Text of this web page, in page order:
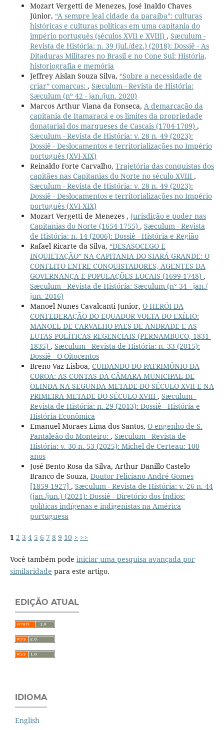
Mozart Vergetti de Menezes, José Inaldo Chaves
Júnior, “A sempre leal cidade da paraíba”: culturas
históricas e culturas políticas em uma capitania do
império português (séculos XVII e XVIII) , Sæculum -
Revista de História: n. 39 (jul./dez.) (2018): Dossiê - As
Ditaduras Militares no Brasil e no Cone Sul: História,
historiografia e memória
Jeffrey Aislan Souza Silva, “Sobre a necessidade de
criar” comarcas: , Sæculum - Revista de História:
Sæculum (nº 42 - jan./jun. 2020)
Marcos Arthur Viana da Fonseca, A demarcação da
capitania de Itamaracá e os limites da propriedade
donatarial dos marqueses de Cascais (1704-1709) ,
Sæculum - Revista de História: v. 28 n. 49 (2023):
Dossiê - Deslocamentos e territorializações no Império
português (XVI-XIX)
Reinaldo Forte Carvalho, Trajetória das conquistas dos
capitães nas Capitanias do Norte no século XVIII ,
Sæculum - Revista de História: v. 28 n. 49 (2023):
Dossiê - Deslocamentos e territorializações no Império
português (XVI-XIX)
Mozart Vergetti de Menezes , Jurisdição e poder nas
Capitanias do Norte (1654-1755) , Sæculum - Revista
de História: n. 14 (2006): Dossiê - História e Região
Rafael Ricarte da Silva, “DESASOCEGO E
INQUIETAÇÃO” NA CAPITANIA DO SIARÁ GRANDE: O
CONFLITO ENTRE CONQUISTADORES, AGENTES DA
GOVERNANÇA E POPULAÇÕES LOCAIS (1699-1748) ,
Sæculum - Revista de História: Sæculum (n° 34 - jan./
jun. 2016)
Manoel Nunes Cavalcanti Junior, O HERÓI DA
CONFEDERAÇÃO DO EQUADOR VOLTA DO EXÍLIO:
MANOEL DE CARVALHO PAES DE ANDRADE E AS
LUTAS POLÍTICAS REGENCIAIS (PERNAMBUCO, 1831-
1835) , Sæculum - Revista de História: n. 33 (2015):
Dossiê - O Oitocentos
Breno Vaz Lisboa, CUIDANDO DO PATRIMÔNIO DA
COROA: AS CONTAS DA CÂMARA MUNICIPAL DE
OLINDA NA SEGUNDA METADE DO SÉCULO XVII E NA
PRIMEIRA METADE DO SÉCULO XVIII , Sæculum -
Revista de História: n. 29 (2013): Dossiê - História e
História Econômica
Emanuel Moraes Lima dos Santos, O engenho de S.
Pantaleão do Monteiro: , Sæculum - Revista de
História: v. 30 n. 53 (2025): Michel de Certeau: 100
anos
José Bento Rosa da Silva, Arthur Danillo Castelo
Branco de Souza, Doutor Feliciano André Gomes
[1859-1927] , Sæculum - Revista de História: v. 26 n. 44
(jan./jun.) (2021): Dossiê - Diretório dos Índios:
políticas indígenas e indigenistas na América
portuguesa
1 2 3 4 5 6 7 8 9 10 > >>
Você também pode iniciar uma pesquisa avançada por
similaridade para este artigo.
EDIÇÃO ATUAL
IDIOMA
English